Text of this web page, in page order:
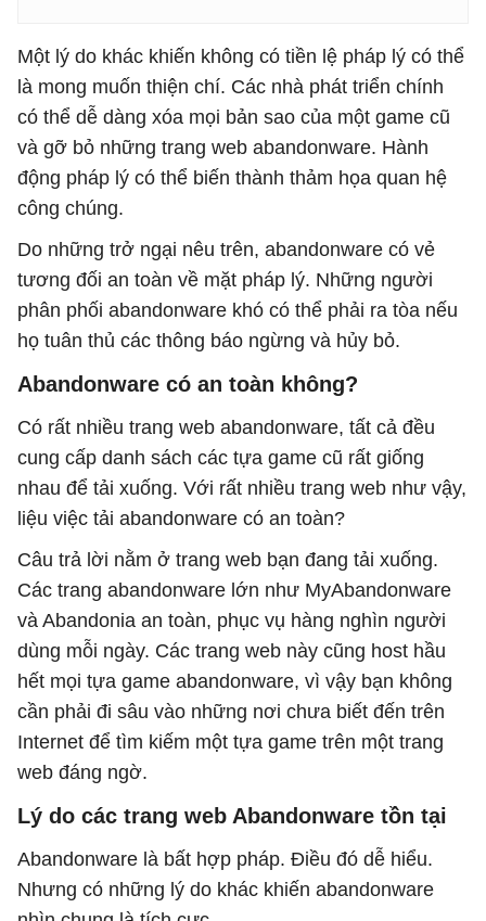
Một lý do khác khiến không có tiền lệ pháp lý có thể
là mong muốn thiện chí. Các nhà phát triển chính
có thể dễ dàng xóa mọi bản sao của một game cũ
và gỡ bỏ những trang web abandonware. Hành
động pháp lý có thể biến thành thảm họa quan hệ
công chúng.
Do những trở ngại nêu trên, abandonware có vẻ
tương đối an toàn về mặt pháp lý. Những người
phân phối abandonware khó có thể phải ra tòa nếu
họ tuân thủ các thông báo ngừng và hủy bỏ.
Abandonware có an toàn không?
Có rất nhiều trang web abandonware, tất cả đều
cung cấp danh sách các tựa game cũ rất giống
nhau để tải xuống. Với rất nhiều trang web như vậy,
liệu việc tải abandonware có an toàn?
Câu trả lời nằm ở trang web bạn đang tải xuống.
Các trang abandonware lớn như MyAbandonware
và Abandonia an toàn, phục vụ hàng nghìn người
dùng mỗi ngày. Các trang web này cũng host hầu
hết mọi tựa game abandonware, vì vậy bạn không
cần phải đi sâu vào những nơi chưa biết đến trên
Internet để tìm kiếm một tựa game trên một trang
web đáng ngờ.
Lý do các trang web Abandonware tồn tại
Abandonware là bất hợp pháp. Điều đó dễ hiểu.
Nhưng có những lý do khác khiến abandonware